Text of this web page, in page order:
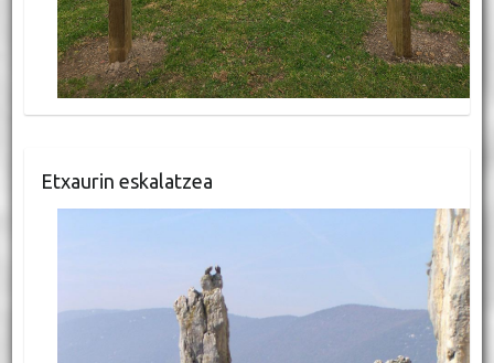
Etxaurin eskalatzea